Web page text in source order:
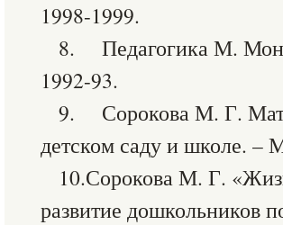
1998-1999.
8. Педагогика М.
1992-93.
9. Сорокова М. Г.
детском саду и школе. –
10.Сорокова М. Г.
развитие дошкольников